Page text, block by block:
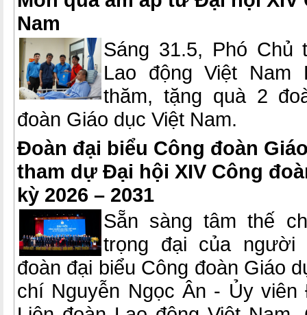
Nam
Sáng 31.5, Phó Chủ
Lao động Việt Nam
thăm, tặng quà 2
đoàn Giáo dục Việt Nam.
Đoàn đại biểu Công đoàn
tham dự Đại hội XIV Công
kỳ 2026 – 2031
Sẵn sàng tâm thế
trọng đại của
đoàn đại biểu Công đoàn Giáo
chí Nguyễn Ngọc Ân - Ủy viên